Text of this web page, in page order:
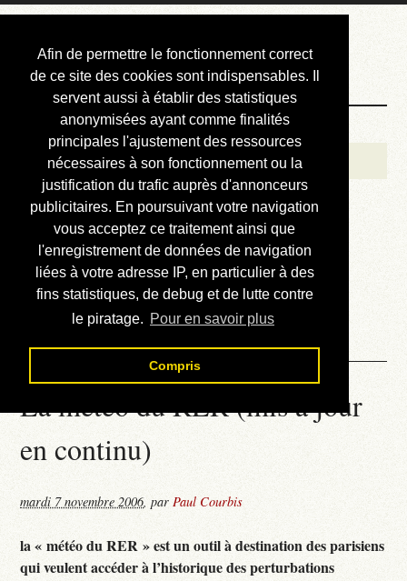
Afin de permettre le fonctionnement correct
de ce site des cookies sont indispensables. Il
servent aussi à établir des statistiques
anonymisées ayant comme finalités
principales l'ajustement des ressources
nécessaires à son fonctionnement ou la
justification du trafic auprès d'annonceurs
publicitaires. En poursuivant votre navigation
vous acceptez ce traitement ainsi que
l'enregistrement de données de navigation
liées à votre adresse IP, en particulier à des
fins statistiques, de debug et de lutte contre
le piratage. Pour en savoir plus
Compris
Courbis, « LE »
Blog Officiel
Bienvenue
Réalisations
Divers (et d’été)
Annonces
Liens externes
Téléchargement
Contact
La météo du RER (mis à jour
en continu)
mardi 7 novembre 2006,parPaul Courbis
la « météo du RER » est un outil à destination des parisiens
qui veulent accéder à l’historique des perturbations